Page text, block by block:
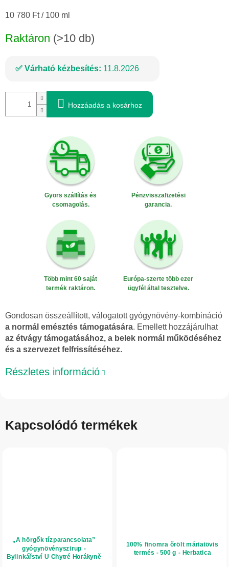
Egységár:
10 780 Ft / 100 ml
Raktáron (>10 db)
Várható kézbesítés: 11.8.2026
Hozzáadás a kosárhoz
Gyors szállítás és
csomagolás.
Pénzvisszafizetési
garancia.
Több mint 60 saját
termék raktáron.
Európa-szerte több ezer
ügyfél által tesztelve.
Gondosan összeállított, válogatott gyógynövény-kombináció
a normál emésztés támogatására. Emellett hozzájárulhat
az étvágy támogatásához, a belek normál működéséhez
és a szervezet felfrissítéséhez.
Részletes információ
Kapcsolódó termékek
„A hörgők tízparancsolata”
gyógynövényszirup -
Bylinkářství U Chytré Horákyně
100% finomra őrölt máriatövis
termés - 500 g - Herbatica